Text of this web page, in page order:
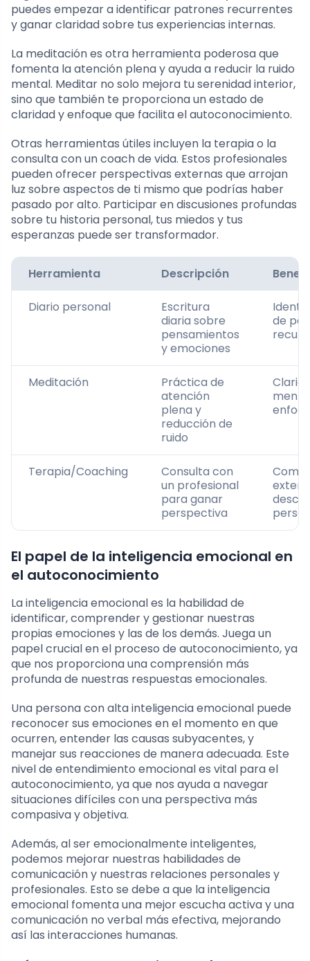
puedes empezar a identificar patrones recurrentes
y ganar claridad sobre tus experiencias internas.
La meditación es otra herramienta poderosa que
fomenta la atención plena y ayuda a reducir la ruido
mental. Meditar no solo mejora tu serenidad interior,
sino que también te proporciona un estado de
claridad y enfoque que facilita el autoconocimiento.
Otras herramientas útiles incluyen la terapia o la
consulta con un coach de vida. Estos profesionales
pueden ofrecer perspectivas externas que arrojan
luz sobre aspectos de ti mismo que podrías haber
pasado por alto. Participar en discusiones profundas
sobre tu historia personal, tus miedos y tus
esperanzas puede ser transformador.
Herramienta Descripción
Diario personal
Escritura
diaria sobre
pensamientos
y emociones
de
Meditación
Práctica de
atención
plena y
reducción de
ruido
Terapia/Coaching
Consulta con
un profesional
para ganar
perspectiva
El papel de la inteligencia emocional en
el autoconocimiento
La inteligencia emocional es la habilidad de
identificar, comprender y gestionar nuestras
propias emociones y las de los demás. Juega un
papel crucial en el proceso de autoconocimiento, ya
que nos proporciona una comprensión más
profunda de nuestras respuestas emocionales.
Una persona con alta inteligencia emocional puede
reconocer sus emociones en el momento en que
ocurren, entender las causas subyacentes, y
manejar sus reacciones de manera adecuada. Este
nivel de entendimiento emocional es vital para el
autoconocimiento, ya que nos ayuda a navegar
situaciones difíciles con una perspectiva más
compasiva y objetiva.
Además, al ser emocionalmente inteligentes,
podemos mejorar nuestras habilidades de
comunicación y nuestras relaciones personales y
profesionales. Esto se debe a que la inteligencia
emocional fomenta una mejor escucha activa y una
comunicación no verbal más efectiva, mejorando
así las interacciones humanas.